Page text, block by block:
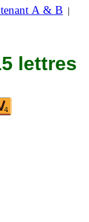
A & B |
lettres